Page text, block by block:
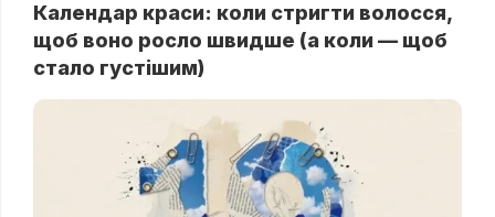
Календар краси: коли стригти волосся,
щоб воно росло швидше (а коли — щоб
стало густішим)